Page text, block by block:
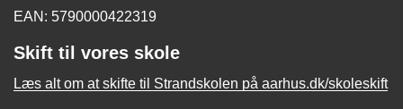
EAN: 5790000422319
Skift til vores skole
Læs alt om at skifte til Strandskolen på aarhus.dk/skoleskift